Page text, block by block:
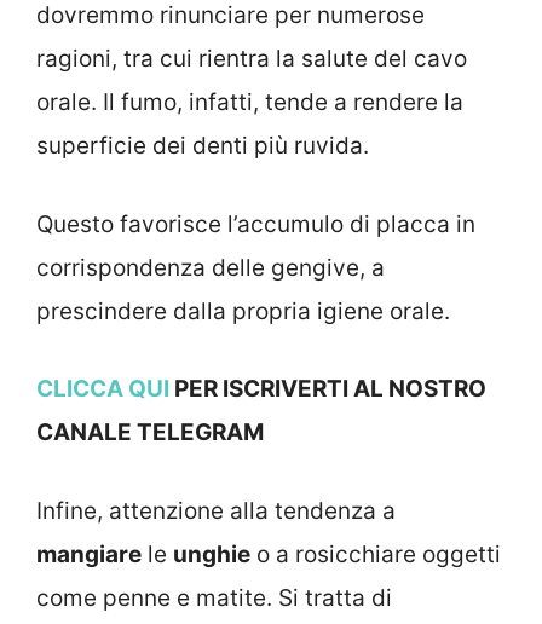
dovremmo rinunciare per numerose
ragioni, tra cui rientra la salute del cavo
orale. Il fumo, infatti, tende a rendere la
superficie dei denti più ruvida.
Questo favorisce l’accumulo di placca in
corrispondenza delle gengive, a
prescindere dalla propria igiene orale.
CLICCA QUI PER ISCRIVERTI AL NOSTRO
CANALE TELEGRAM
Infine, attenzione alla tendenza a
mangiare le unghie o a rosicchiare oggetti
come penne e matite. Si tratta di